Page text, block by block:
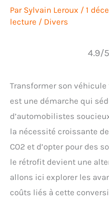
Par Sylvain Leroux / 1
lecture / Divers
4.9/
Transformer son
est une démarche qui
d’automobilistes
la nécessité croissante
CO2 et d’opter pour des
le rétrofit devient une
allons ici explorer les
coûts liés à cette